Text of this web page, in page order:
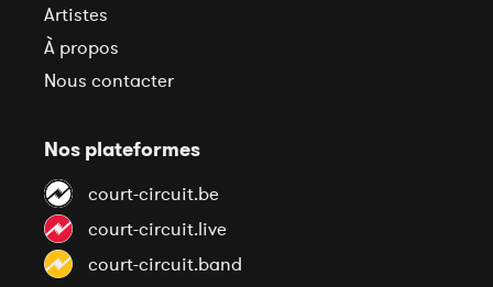
Artistes
À propos
Nous contacter
Nos plateformes
court-circuit.be
court-circuit.live
court-circuit.band